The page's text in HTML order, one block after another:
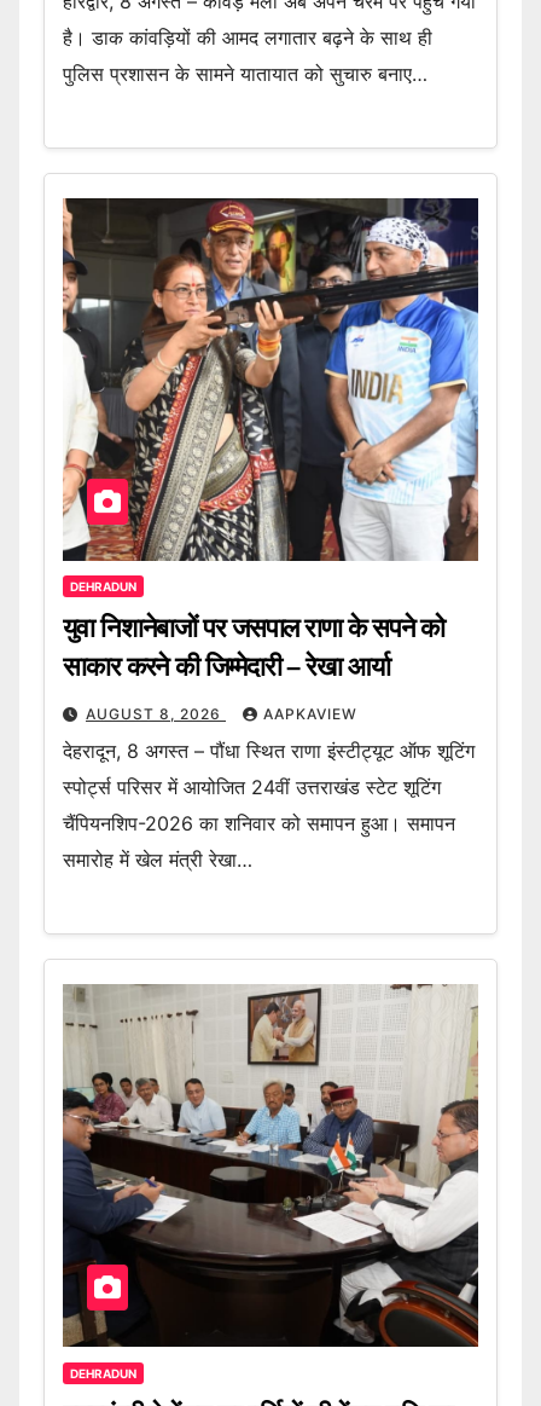
है। डाक कांवड़ियों की आमद लगातार बढ़ने के साथ ही
पुलिस प्रशासन के सामने यातायात को सुचारु बनाए…
DEHRADUN
युवा निशानेबाजों पर जसपाल राणा के सपने को
साकार करने की जिम्मेदारी – रेखा आर्या
AUGUST 8, 2026 AAPKAVIEW
देहरादून, 8 अगस्त – पौंधा स्थित राणा इंस्टीट्यूट ऑफ शूटिंग
स्पोर्ट्स परिसर में आयोजित 24वीं उत्तराखंड स्टेट शूटिंग
चैंपियनशिप-2026 का शनिवार को समापन हुआ। समापन
समारोह में खेल मंत्री रेखा…
DEHRADUN